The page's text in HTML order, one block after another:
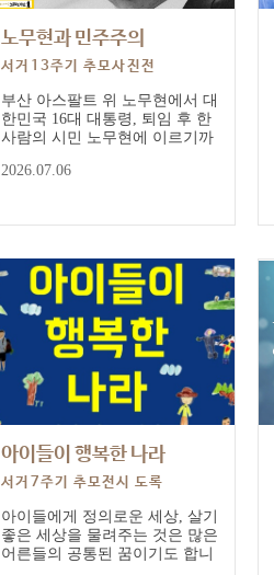
노무현과 민주주의
서거13주기 추모사진전
부산 아스팔트 위 노무현에서 대
한민국 16대 대통령, 퇴임 후 한
사람의 시민 노무현에 이르기까
주주의를 사진으로 톺아본다.
2026.07.06
아이들이 행복한 나라
서거7주기 추모전시 도록
아이들에게 정의로운 세상, 살기
좋은 세상을 물려주는 것은 많은
어른들의 공통된 꿈이기도 합니